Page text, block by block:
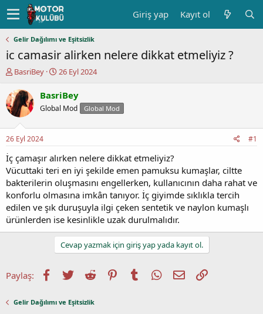
Giriş yap Kayıt ol
Gelir Dağılımı ve Eşitsizlik
ic camasir alirken nelere dikkat etmeliyiz ?
K
n
u
y
b
a
ş
l
a
t
a
n
BasriBey
B
ş
a
ç
t
a
r
i
h
i
26 Eyl 2024
BasriBey
Global Mod Global Mod
26 Eyl 2024 #1
İç çamaşır alırken nelere dikkat etmeliyiz?
Vücuttaki teri en iyi şekilde emen pamuksu kumaşlar, ciltte
bakterilerin oluşmasını engellerken, kullanıcının daha rahat ve
konforlu olmasına imkân tanıyor. İç giyimde sıklıkla tercih
edilen ve şık duruşuyla ilgi çeken sentetik ve naylon kumaşlı
ürünlerden ise kesinlikle uzak durulmalıdır.
Cevap yazmak için giriş yap yada kayıt ol.
Paylaş: Facebook
TwitterReddit PinterestTumblrWhatsApp
E-postaLink
Gelir Dağılımı ve Eşitsizlik